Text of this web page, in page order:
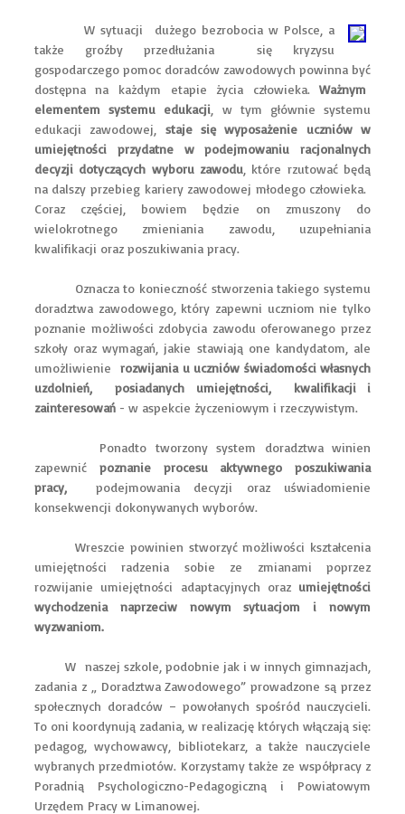
W sytuacji dużego bezrobocia w Polsce, a
także groźby przedłużania się kryzysu
gospodarczego pomoc doradców zawodowych powinna być
dostępna na każdym etapie życia człowieka. Ważnym
elementem systemu edukacji , w tym głównie systemu
edukacji zawodowej,
staje się wyposażenie uczniów w
umiejętności przydatne w podejmowaniu racjonalnych
decyzji dotyczących wyboru zawodu , które rzutować będą
na dalszy przebieg kariery zawodowej młodego człowieka.
Coraz częściej, bowiem będzie on zmuszony do
wielokrotnego zmieniania zawodu, uzupełniania
kwalifikacji oraz poszukiwania pracy.
Oznacza to konieczność stworzenia takiego systemu
doradztwa zawodowego, który zapewni uczniom nie tylko
poznanie możliwości zdobycia zawodu oferowanego przez
szkoły oraz wymagań, jakie stawiają one kandydatom, ale
umożliwienie rozwijania u uczniów świadomości własnych
uzdolnień, posiadanych umiejętności, kwalifikacji i
zainteresowań - w aspekcie życzeniowym i rzeczywistym.
Ponadto tworzony system doradztwa winien
zapewnić poznanie procesu aktywnego poszukiwania
pracy,podejmowania decyzji oraz uświadomienie
konsekwencji dokonywanych wyborów.
Wreszcie powinien stworzyć możliwości kształcenia
umiejętności radzenia sobie ze zmianami poprzez
rozwijanie umiejętności adaptacyjnych oraz umiejętności
wychodzenia naprzeciw nowym sytuacjom i nowym
wyzwaniom.
W naszej szkole, podobnie jak i w innych gimnazjach,
zadania z „ Doradztwa Zawodowego” prowadzone są przez
społecznych doradców – powołanych spośród nauczycieli.
To oni koordynują zadania, w realizację których włączają się:
pedagog, wychowawcy, bibliotekarz, a także nauczyciele
wybranych przedmiotów. Korzystamy także ze współpracy z
Poradnią Psychologiczno-Pedagogiczną i Powiatowym
Urzędem Pracy w Limanowej.